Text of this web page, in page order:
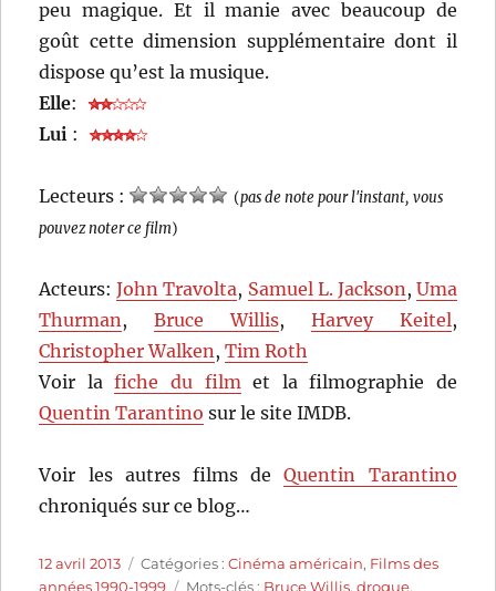
peu magique. Et il manie avec beaucoup de
goût cette dimension supplémentaire dont il
dispose qu’est la musique.
Elle:
Lui :
Lecteurs : (pas de note pour l'instant, vous
pouvez noter ce film)
Acteurs:John Travolta, Samuel L. Jackson , Uma
Thurman ,Bruce Willis, Harvey Keitel,
Christopher Walken ,Tim Roth
Voir lafiche du film et la filmographie de
Quentin Tarantino sur le site IMDB.
Voir les autres films deQuentin Tarantino
chroniqués sur ce blog…
Publié
le
12 avril 2013 Catégories
Catégories :Cinéma américain, Films des
années 1990-1999
Étiquettes
Mots-clés : Bruce Willis,drogue,